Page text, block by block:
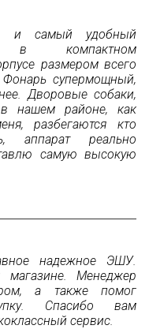
и самый удобный
в компактном
размером всего
Фонарь супермощный,
Дворовые собаки,
нашем районе, как
разбегаются кто
аппарат реально
самую высокую
надежное ЭШУ.
Менеджер
а также помог
Спасибо вам
сервис.